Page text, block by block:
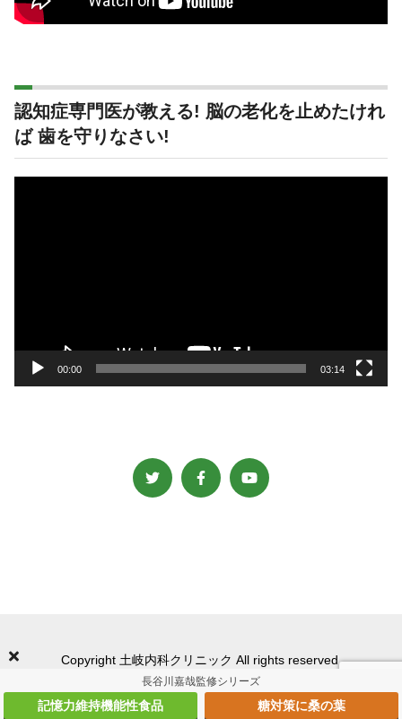
認知症専門医が教える! 脳の老化を止めたけれ
ば 歯を守りなさい!
00:00 03:14
Copyright 土岐内科クリニック All rights reserved.
長谷川嘉哉監修シリーズ
記憶力維持機能性食品 糖対策に桑の葉